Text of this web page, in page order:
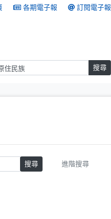
各期電子報 訂閱電子報
搜尋
搜尋 進階搜尋